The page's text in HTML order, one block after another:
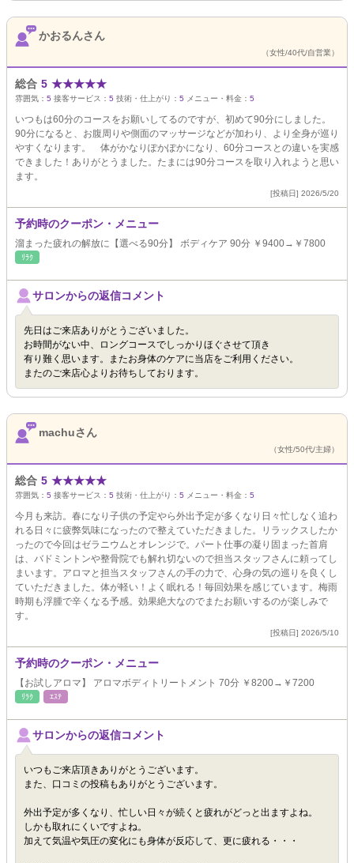
かおるんさん
（女性/40代/自営業）
総合 5 ★★★★★
雰囲気： 5 接客サービス： 5 技術・仕上がり： 5 メニュー・料金： 5
いつもは60分のコースをお願いしてるのですが、初めて90分にしました。
90分になると、お腹周りや側面のマッサージなどが加わり、より全身が巡り
やすくなります。 体がかなりぽかぽかになり、60分コースとの違いを実感
できました！ありがとうました。たまには90分コースを取り入れようと思い
ます。
[投稿日] 2026/5/20
予約時のクーポン・メニュー
溜まった疲れの解放に【選べる90分】 ボディケア 90分 ￥9400→￥7800
ﾘﾗｸ
サロンからの返信コメント
先日はご来店ありがとうございました。
お時間がない中、ロングコースでしっかりほぐさせて頂き
有り難く思います。またお身体のケアに当店をご利用ください。
またのご来店心よりお待ちしております。
machuさん
（女性/50代/主婦）
総合 5 ★★★★★
雰囲気： 5 接客サービス： 5 技術・仕上がり： 5 メニュー・料金： 5
今月も来訪。春になり子供の予定やら外出予定が多くなり日々忙しなく追わ
れる日々に疲弊気味になったので整えていただきました。リラックスしたか
ったので今回はゼラニウムとオレンジで。パート仕事の凝り固まった首肩
は、バドミントンや整骨院でも解れ切ないので担当スタッフさんに頼ってし
まいます。アロマと担当スタッフさんの手の力で、心身の気の巡りを良くし
ていただきました。体が軽い！よく眠れる！毎回効果を感じています。梅雨
時期も浮腫で辛くなる予感。効果絶大なのでまたお願いするのが楽しみで
す。
[投稿日] 2026/5/10
予約時のクーポン・メニュー
【お試しアロマ】 アロマボディトリートメント 70分 ￥8200→￥7200
ﾘﾗｸ ｴｽﾃ
サロンからの返信コメント
いつもご来店頂きありがとうございます。
また、口コミの投稿もありがとうございます。
外出予定が多くなり、忙しい日々が続くと疲れがどっと出ますよね。
しかも取れにくいですよね。
加えて気温や気圧の変化にも身体が反応して、更に疲れる・・・